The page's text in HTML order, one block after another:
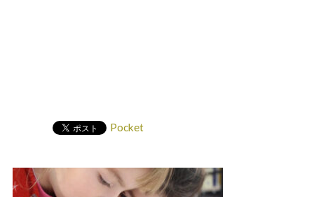
Pocket